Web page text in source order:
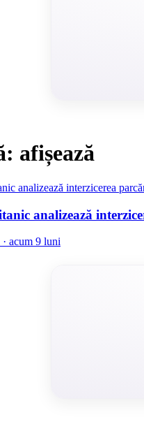
afișează
analizează
· acum 9 luni